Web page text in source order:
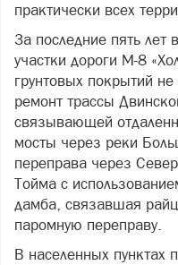
практически всех
За последние пять лет
участки дороги М-8
грунтовых покрытий
ремонт трассы
связывающей
мосты через реки
переправа через
Тойма с
дамба, связавшая
паромную переправу.
В населенных пунктах